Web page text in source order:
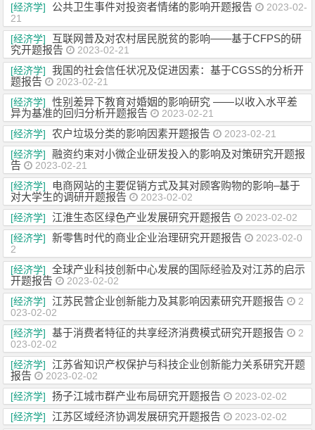
[经济学]
公共卫生事件对投资者情绪的影响开题报告
2023-02-
21
[经济学]
互联网普及对农村居民脱贫的影响——基于CFPS的研
究开题报告
2023-02-21
[经济学]
我国的社会信任状况及促进因素：基于CGSS的分析开
题报告
2023-02-21
[经济学]
性别差异下教育对婚姻的影响研究 ——以收入水平差
异为基准的回归分析开题报告
2023-02-21
[经济学]
农户垃圾分类的影响因素开题报告
2023-02-21
[经济学]
融资约束对小微企业研发投入的影响及对策研究开题报
告
2023-02-21
[经济学]
电商网站的主要促销方式及其对顾客购物的影响–基于
对大学生的调研开题报告
2023-02-02
[经济学]
江淮生态区绿色产业发展研究开题报告
2023-02-02
[经济学]
新零售时代的商业企业治理研究开题报告
2023-02-0
2
[经济学]
全球产业科技创新中心发展的国际经验及对江苏的启示
开题报告
2023-02-02
[经济学]
江苏民营企业创新能力及其影响因素研究开题报告
2
023-02-02
[经济学]
基于消费者特征的共享经济消费模式研究开题报告
2
023-02-02
[经济学]
江苏省知识产权保护与科技企业创新能力关系研究开题
报告
2023-02-02
[经济学]
扬子江城市群产业布局研究开题报告
2023-02-02
[经济学]
江苏区域经济协调发展研究开题报告
2023-02-02